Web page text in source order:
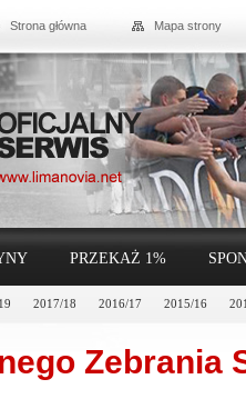
Strona główna Mapa strony
2017/18 2016/17 2015/16
PRZEKAŻ 1%
Zebrania